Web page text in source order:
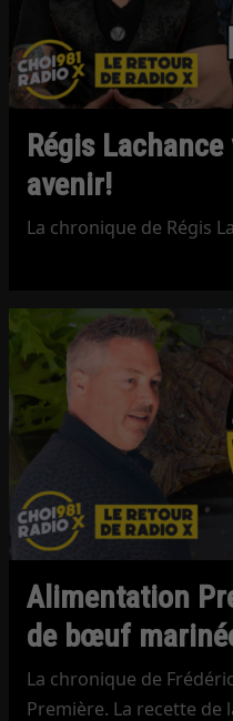
Régis
avenir!
La chronique de Régis
Alimentation
de bœuf
La chronique de
Première. La recette de